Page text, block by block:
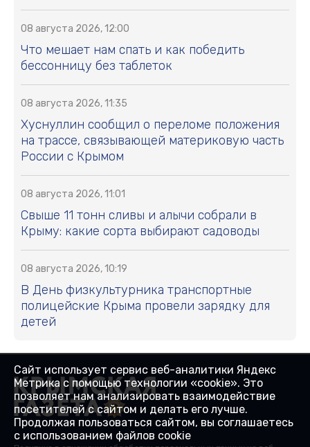
08 августа 2026, 12:00
Что мешает нам спать и как победить
бессонницу без таблеток
08 августа 2026, 11:35
Хуснуллин сообщил о переломе положения
на трассе, связывающей материковую часть
России с Крымом
08 августа 2026, 11:01
Свыше 11 тонн сливы и алычи собрали в
Крыму: какие сорта выбирают садоводы
08 августа 2026, 10:19
В День физкультурника транспортные
полицейские Крыма провели зарядку для
детей
Сайт использует сервис веб-аналитики Яндекс
Метрика с помощью технологии «cookie». Это
позволяет нам анализировать взаимодействие
посетителей с сайтом и делать его лучше.
Продолжая пользоваться сайтом, вы соглашаетесь
с использованием файлов cookie